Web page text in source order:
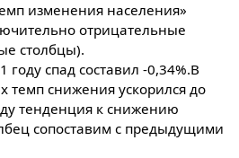
изменения населения»
отрицательные
столбцы).
спад составил -0,34%.В
темп снижения ускорился до
тенденция к снижению
сопоставим с предыдущими